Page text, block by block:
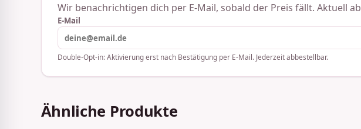
Wir benachrichtigen dich per E-Mail, sobald der Preis fällt. Aktuell ab
E-Mail
Double-Opt-in: Aktivierung erst nach Bestätigung per E-Mail. Jederzeit abbestellbar.
Ähnliche Produkte